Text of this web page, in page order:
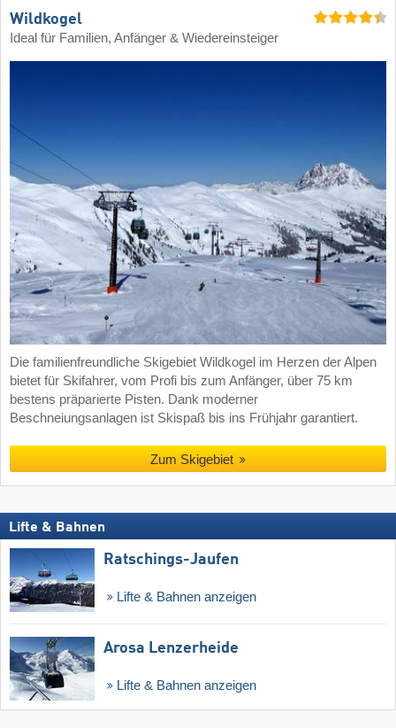
Wildkogel
Ideal für Familien, Anfänger & Wiedereinsteiger
Die familienfreundliche Skigebiet Wildkogel im Herzen der Alpen
bietet für Skifahrer, vom Profi bis zum Anfänger, über 75 km
bestens präparierte Pisten. Dank moderner
Beschneiungsanlagen ist Skispaß bis ins Frühjahr garantiert.
Zum Skigebiet
Lifte & Bahnen
Ratschings-Jaufen
Lifte & Bahnen anzeigen
Arosa Lenzerheide
Lifte & Bahnen anzeigen